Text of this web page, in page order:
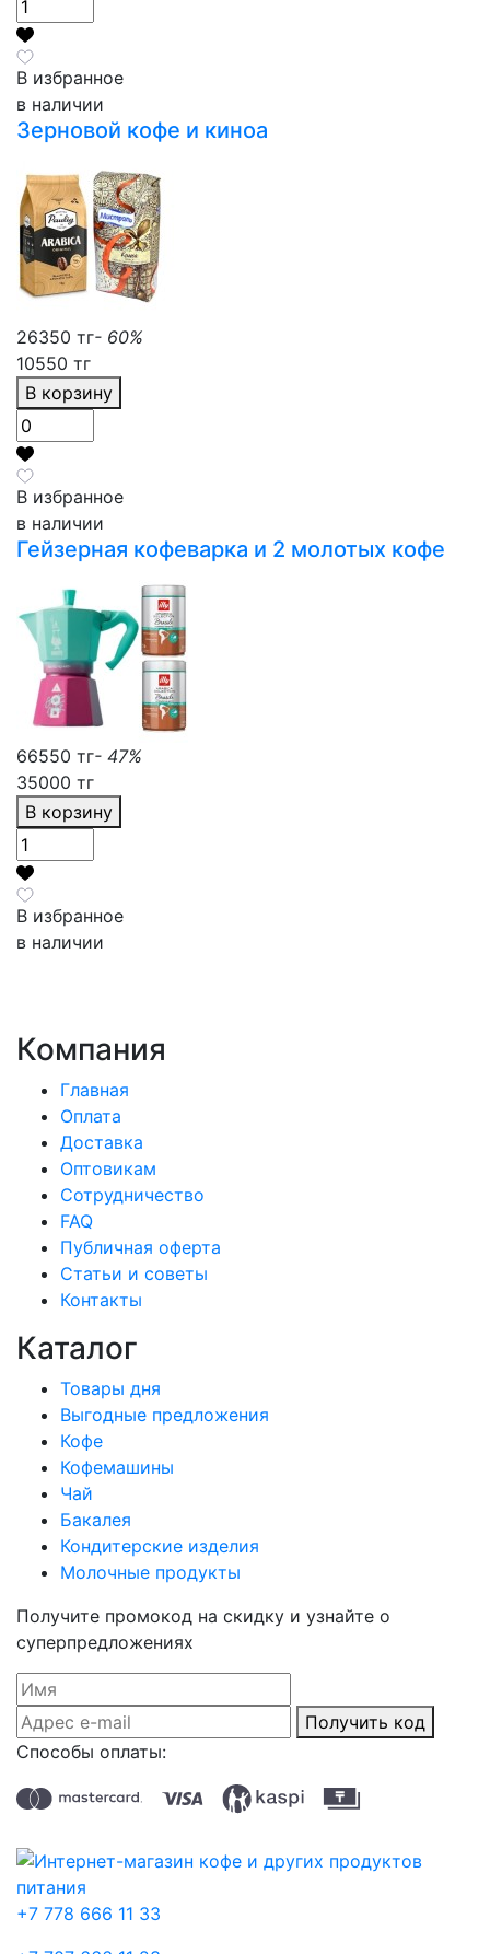
В избранное
в наличии
Зерновой кофе и киноа
26350 тг- 60%
10550 тг
В корзину
В избранное
в наличии
Гейзерная кофеварка и 2 молотых кофе
66550 тг- 47%
35000 тг
В корзину
В избранное
в наличии
Компания
Главная
Оплата
Доставка
Оптовикам
Сотрудничество
FAQ
Публичная оферта
Статьи и советы
Контакты
Каталог
Товары дня
Выгодные предложения
Кофе
Кофемашины
Чай
Бакалея
Кондитерские изделия
Молочные продукты
Получите промокод на скидку и узнайте о
суперпредложениях
Получить код
Способы оплаты:
+7 778 666 11 33